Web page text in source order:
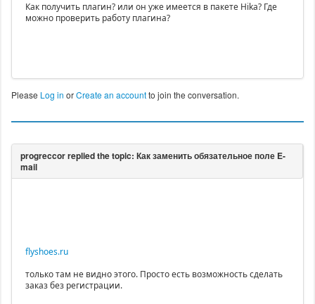
Как получить плагин? или он уже имеется в пакете Hika? Где
можно проверить работу плагина?
Please Log in orCreate an accountto join the conversation.
flyshoes.ru
только там не видно этого. Просто есть возможность сделать
заказ без регистрации.